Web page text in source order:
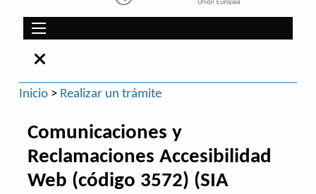
Inicio> Realizar un trámite
Comunicaciones y
Reclamaciones Accesibilidad
Web (código 3572) (SIA